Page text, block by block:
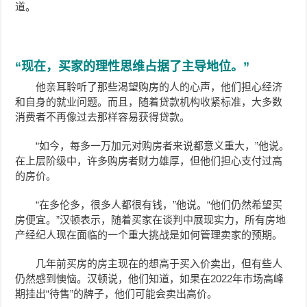
道。
“现在，买家的理性思维占据了主导地位。”
他亲耳聆听了那些渴望购房的人的心声，他们担心经济
和自身的就业问题。而且，随着贷款机构收紧标准，大多数
消费者不再像过去那样容易获得贷款。
“如今，每多一万加元对购房者来说都意义重大，”他说。
在上层阶级中，许多购房者财力雄厚，但他们担心支付过高
的房价。
“在多伦多，很多人都很有钱，”他说。“他们仍然希望买
房便宜。”汉顿表示，随着买家在谈判中展现实力，所有房地
产经纪人现在面临的一个重大挑战是如何管理卖家的预期。
几年前买房的房主现在的想高于买入价卖出，但有些人
仍然感到懊恼。汉顿说，他们知道，如果在2022年市场高峰
期挂出“待售”的牌子，他们可能会卖出高价。